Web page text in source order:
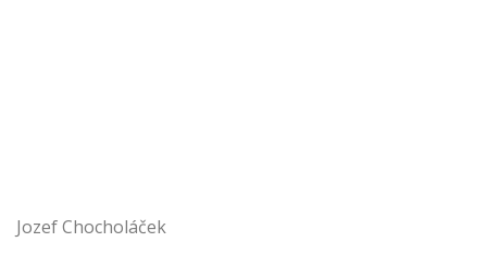
Jozef Chocholáček